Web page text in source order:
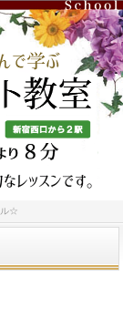
ル☆